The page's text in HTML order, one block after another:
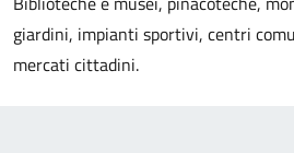
giardini, impianti sportivi, centri
mercati cittadini.